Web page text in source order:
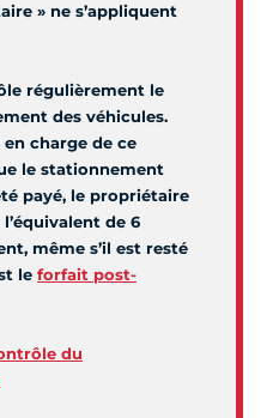
» ne s’appliquent
régulièrement le
des véhicules.
charge de ce
le stationnement
payé, le propriétaire
de 6
même s’il est resté
le forfait post-
du